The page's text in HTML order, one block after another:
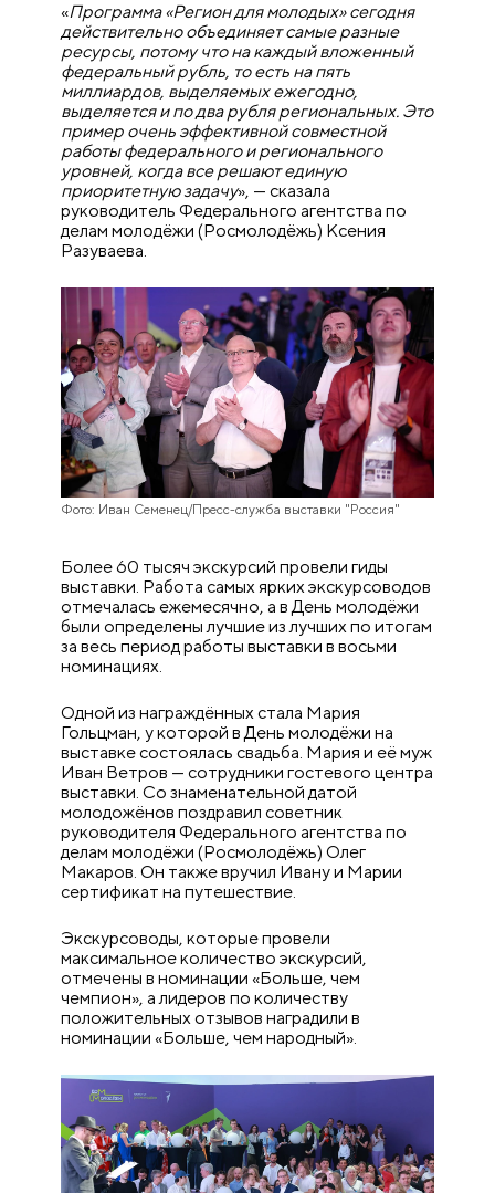
«Программа «Регион для молодых» сегодня
действительно объединяет самые разные
ресурсы, потому что на каждый вложенный
федеральный рубль, то есть на пять
миллиардов, выделяемых ежегодно,
выделяется и по два рубля региональных. Это
пример очень эффективной совместной
работы федерального и регионального
уровней, когда все решают единую
приоритетную задачу», — сказала
руководитель Федерального агентства по
делам молодёжи (Росмолодёжь) Ксения
Разуваева.
Фото: Иван Семенец/Пресс-служба выставки "Россия"
Более 60 тысяч экскурсий провели гиды
выставки. Работа самых ярких экскурсоводов
отмечалась ежемесячно, а в День молодёжи
были определены лучшие из лучших по итогам
за весь период работы выставки в восьми
номинациях.
Одной из награждённых стала Мария
Гольцман, у которой в День молодёжи на
выставке состоялась свадьба. Мария и её муж
Иван Ветров — сотрудники гостевого центра
выставки. Со знаменательной датой
молодожёнов поздравил советник
руководителя Федерального агентства по
делам молодёжи (Росмолодёжь) Олег
Макаров. Он также вручил Ивану и Марии
сертификат на путешествие.
Экскурсоводы, которые провели
максимальное количество экскурсий,
отмечены в номинации «Больше, чем
чемпион», а лидеров по количеству
положительных отзывов наградили в
номинации «Больше, чем народный».